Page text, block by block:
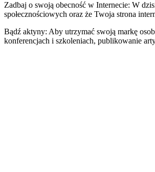
Zadbaj o swoją obecność w Internecie: W
społecznościowych oraz że Twoja strona
Bądź aktyny: Aby utrzymać swoją markę
konferencjach i szkoleniach, publikowanie